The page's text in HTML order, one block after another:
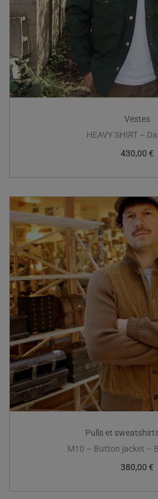
Vestes
HEAVY SHIRT –
430,00 €
Pulls et
M10 – Button jacket –
380,00 €